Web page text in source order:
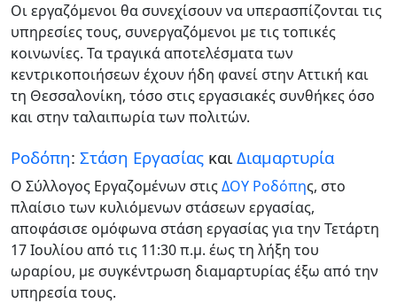
Οι εργαζόμενοι θα συνεχίσουν να υπερασπίζονται τις
υπηρεσίες τους, συνεργαζόμενοι με τις τοπικές
κοινωνίες. Τα τραγικά αποτελέσματα των
κεντρικοποιήσεων έχουν ήδη φανεί στην Αττική και
τη Θεσσαλονίκη, τόσο στις εργασιακές συνθήκες όσο
και στην ταλαιπωρία των πολιτών.
Ροδόπη: Στάση Εργασίας και Διαμαρτυρία
Ο Σύλλογος Εργαζομένων στιςΔΟΥ Ροδόπης, στο
πλαίσιο των κυλιόμενων στάσεων εργασίας,
αποφάσισε ομόφωνα στάση εργασίας για την Τετάρτη
17 Ιουλίου από τις 11:30 π.μ. έως τη λήξη του
ωραρίου, με συγκέντρωση διαμαρτυρίας έξω από την
υπηρεσία τους.